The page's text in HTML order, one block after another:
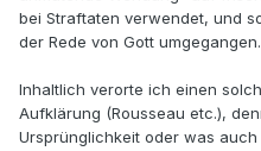
bei Straftaten verwendet, und
der Rede von Gott umgegangen.
Inhaltlich verorte ich einen
Aufklärung (Rousseau etc.),
Ursprünglichkeit oder was